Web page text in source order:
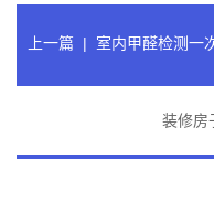
上一篇 | 室内甲醛检测一
装修房